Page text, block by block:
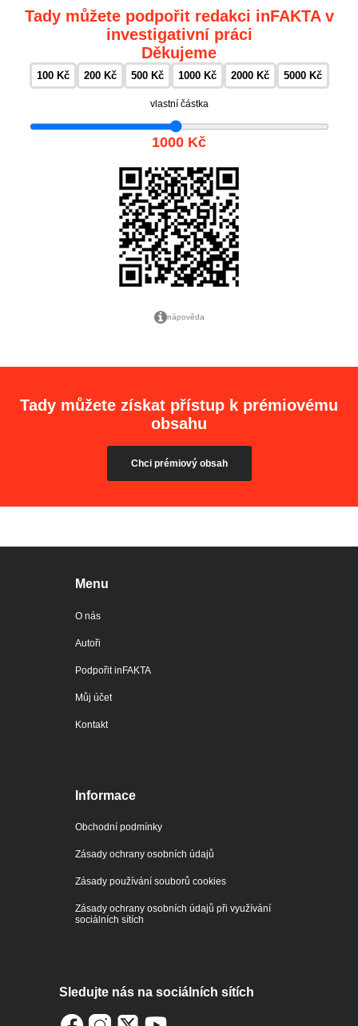
Tady můžete podpořit redakci inFAKTA v
investigativní práci
Děkujeme
100 Kč 200 Kč 500 Kč 1000 Kč 2000 Kč 5000 Kč
vlastní částka
1000 Kč
nápověda
Tady můžete získat přístup k prémiovému
obsahu
Chci prémiový obsah
Menu
O nás
Autoři
Podpořit inFAKTA
Můj účet
Kontakt
Informace
Obchodní podmínky
Zásady ochrany osobních údajů
Zásady používání souborů cookies
Zásady ochrany osobních údajů při využívání
sociálních sítích
Sledujte nás na sociálních sítích